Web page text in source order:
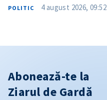
POLITIC 4 august 2026, 09:52
Abonează-te la
Ziarul de Gardă